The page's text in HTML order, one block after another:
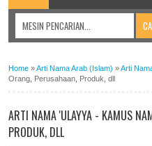
Home »Arti Nama Arab (Islam) »Arti
Orang, Perusahaan, Produk, dll
ARTI NAMA 'ULAYYA - KAMUS
PRODUK, DLL